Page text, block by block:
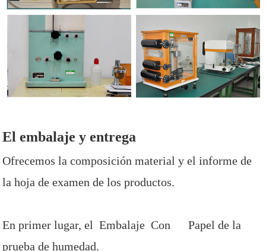
El embalaje y entrega
Ofrecemos la composición material y el informe de
la hoja de examen de los productos.
En primer lugar, el Embalaje Con Papel de la
prueba de humedad.